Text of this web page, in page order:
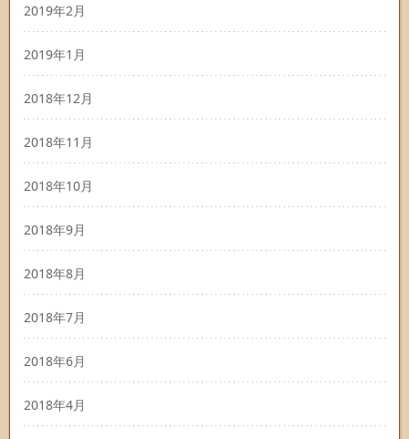
2019年2月
2019年1月
2018年12月
2018年11月
2018年10月
2018年9月
2018年8月
2018年7月
2018年6月
2018年4月